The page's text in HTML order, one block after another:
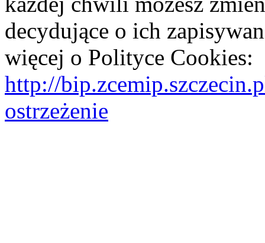
decydujące o ich
więcej o Polityce Cookies:
http://
ostrzeżenie